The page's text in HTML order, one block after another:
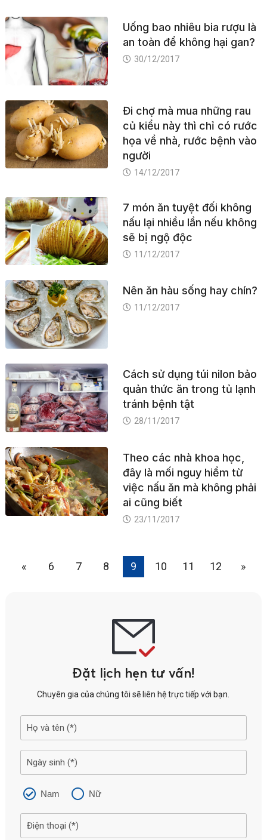
Uống bao nhiêu bia rượu là
an toàn để không hại gan?
30/12/2017
Đi chợ mà mua những rau
củ kiểu này thì chỉ có rước
họa về nhà, rước bệnh vào
người
14/12/2017
7 món ăn tuyệt đối không
nấu lại nhiều lần nếu không
sẽ bị ngộ độc
11/12/2017
Nên ăn hàu sống hay chín?
11/12/2017
Cách sử dụng túi nilon bảo
quản thức ăn trong tủ lạnh
tránh bệnh tật
28/11/2017
Theo các nhà khoa học,
đây là mối nguy hiểm từ
việc nấu ăn mà không phải
ai cũng biết
23/11/2017
« 6 7 8 9 10 11 12 »
Đặt lịch hẹn tư vấn!
Chuyên gia của chúng tôi sẽ liên hệ trực tiếp với bạn.
Nam Nữ